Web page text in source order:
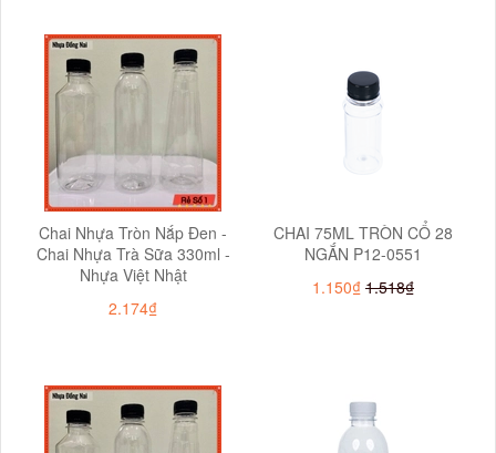
Chai Nhựa Tròn Nắp Đen -
Chai Nhựa Trà Sữa 330ml -
Nhựa Việt Nhật
2.174₫
CHAI 75ML TRÒN CỔ 28
NGẮN P12-0551
1.150₫ 1.518₫